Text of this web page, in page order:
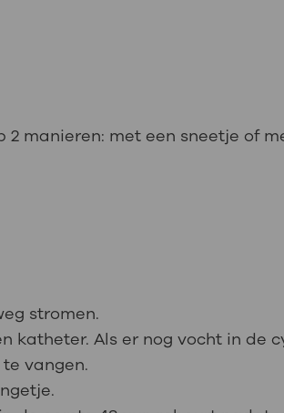
manieren: met een sneetje of
stromen.
katheter. Als er nog vocht in de
vangen.